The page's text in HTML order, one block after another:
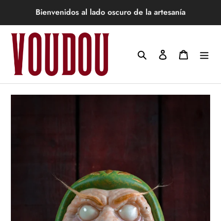
directamente
al
contenido
Bienvenidos al lado oscuro de la artesanía
Buscar Ingresar Carrito